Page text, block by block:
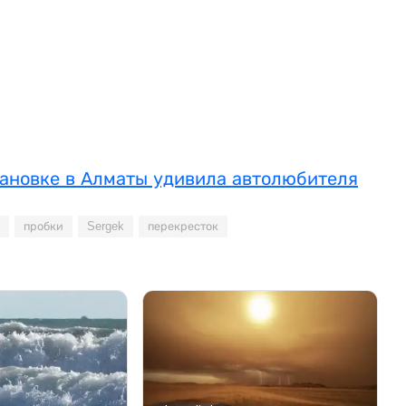
в Алматы удивила автолюбителя
пробки Sergek перекресток